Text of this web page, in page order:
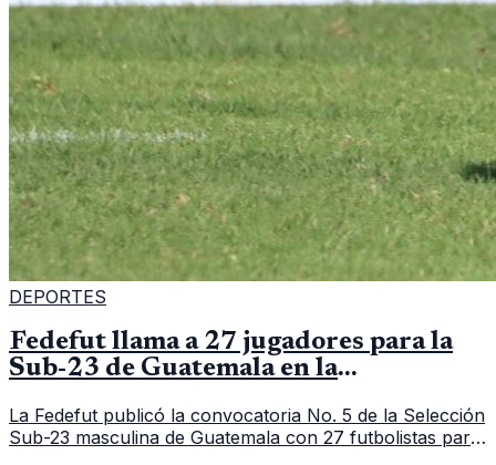
DEPORTES
Fedefut llama a 27 jugadores para la
Sub-23 de Guatemala en la
La Fedefut publicó la convocatoria No. 5 de la Selección
Sub-23 masculina de Guatemala con 27 futbolistas para